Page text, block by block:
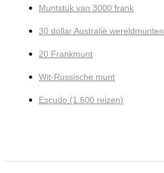
Muntstuk van 3000 frank
30 dollar Australië wereldmunten
20 Frankmunt
Wit-Russische munt
Escudo (1.600 reizen)